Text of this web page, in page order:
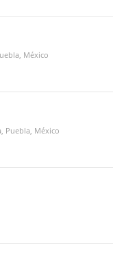
México
Puebla, México